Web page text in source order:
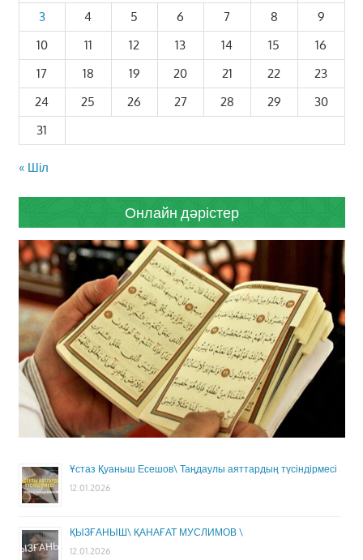
3
4 5 6 7 8
9
10
11 12 13 14 15
16
17
18 19 20 21 22
23
24
25 26 27 28 29
30
31
« Шіл
Онлайн дәрістер
Ұстаз Қуаныш Есешов\ Таңдаулы аяттардың түсіндірмесі
12.01.2026
ҚЫЗҒАНЫШ\ ҚАНАҒАТ МУСЛИМОВ \
12.01.2026